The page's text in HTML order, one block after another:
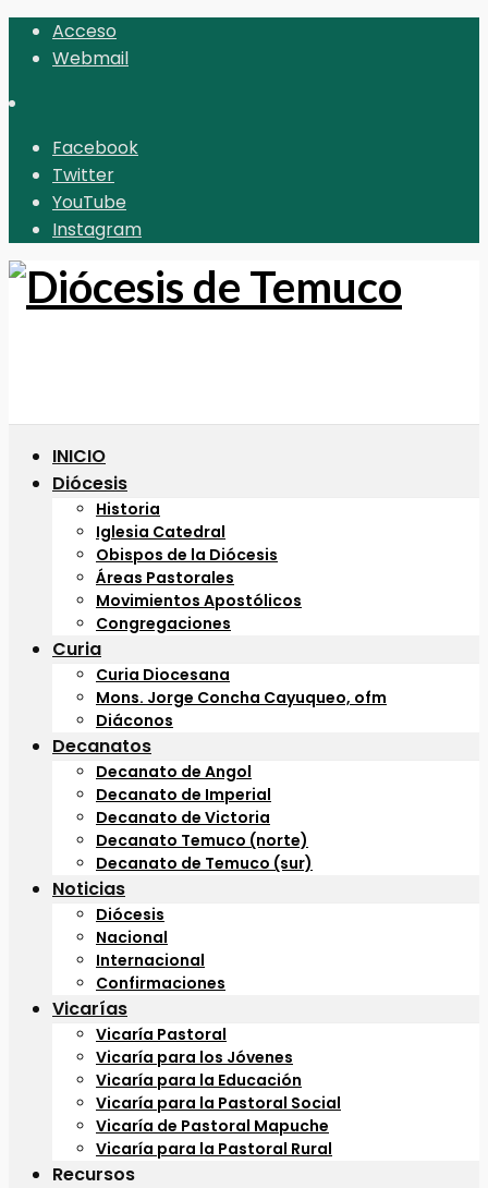
Acceso
Webmail
Facebook
Twitter
YouTube
Instagram
INICIO
Diócesis
Historia
Iglesia Catedral
Obispos de la Diócesis
Áreas Pastorales
Movimientos Apostólicos
Congregaciones
Curia
Curia Diocesana
Mons. Jorge Concha Cayuqueo, ofm
Diáconos
Decanatos
Decanato de Angol
Decanato de Imperial
Decanato de Victoria
Decanato Temuco (norte)
Decanato de Temuco (sur)
Noticias
Diócesis
Nacional
Internacional
Confirmaciones
Vicarías
Vicaría Pastoral
Vicaría para los Jóvenes
Vicaría para la Educación
Vicaría para la Pastoral Social
Vicaría de Pastoral Mapuche
Vicaría para la Pastoral Rural
Recursos